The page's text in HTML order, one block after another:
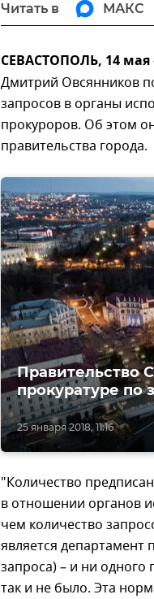
Читать в МАКС
СЕВАСТОПОЛЬ, 14
Дмитрий Овсянников
запросов в органы
прокуроров. Об этом
правительства города.
25 января 2018, 11:16
Правительство
прокуратуре по
"Количество
в отношении органов
чем количество
является
запроса) – и ни одного
так и не было. Эта